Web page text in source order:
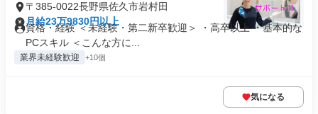
〒385-0022長野県佐久市岩村田
月給23万9830円以上
資格・経験 ＜未経験・第二新卒歓迎＞ ・高卒以上 ・基本的な
PCスキル ＜こんな方に...
業界未経験歓迎 +10個
気になる